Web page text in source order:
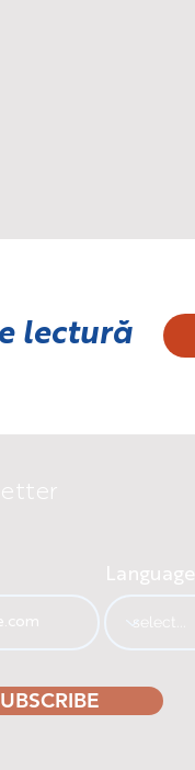
lectură
Language